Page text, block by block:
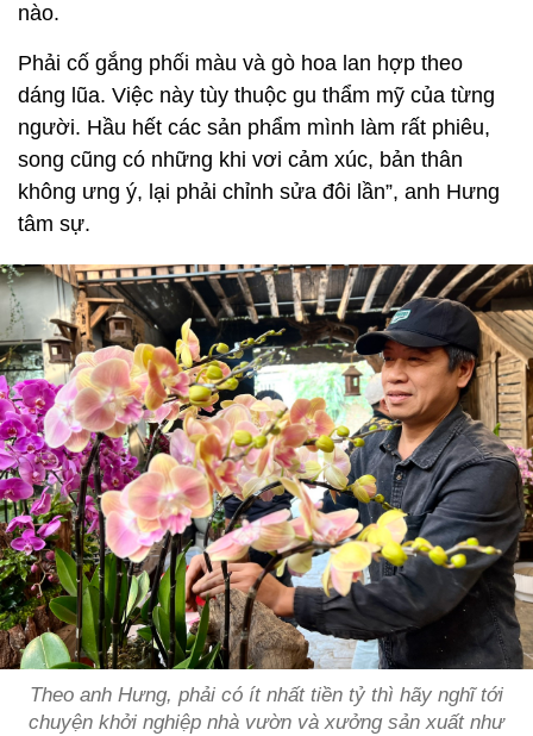
nào.
Phải cố gắng phối màu và gò hoa lan hợp theo
dáng lũa. Việc này tùy thuộc gu thẩm mỹ của từng
người. Hầu hết các sản phẩm mình làm rất phiêu,
song cũng có những khi vơi cảm xúc, bản thân
không ưng ý, lại phải chỉnh sửa đôi lần”, anh Hưng
tâm sự.
Theo anh Hưng, phải có ít nhất tiền tỷ thì hãy nghĩ tới
chuyện khởi nghiệp nhà vườn và xưởng sản xuất như